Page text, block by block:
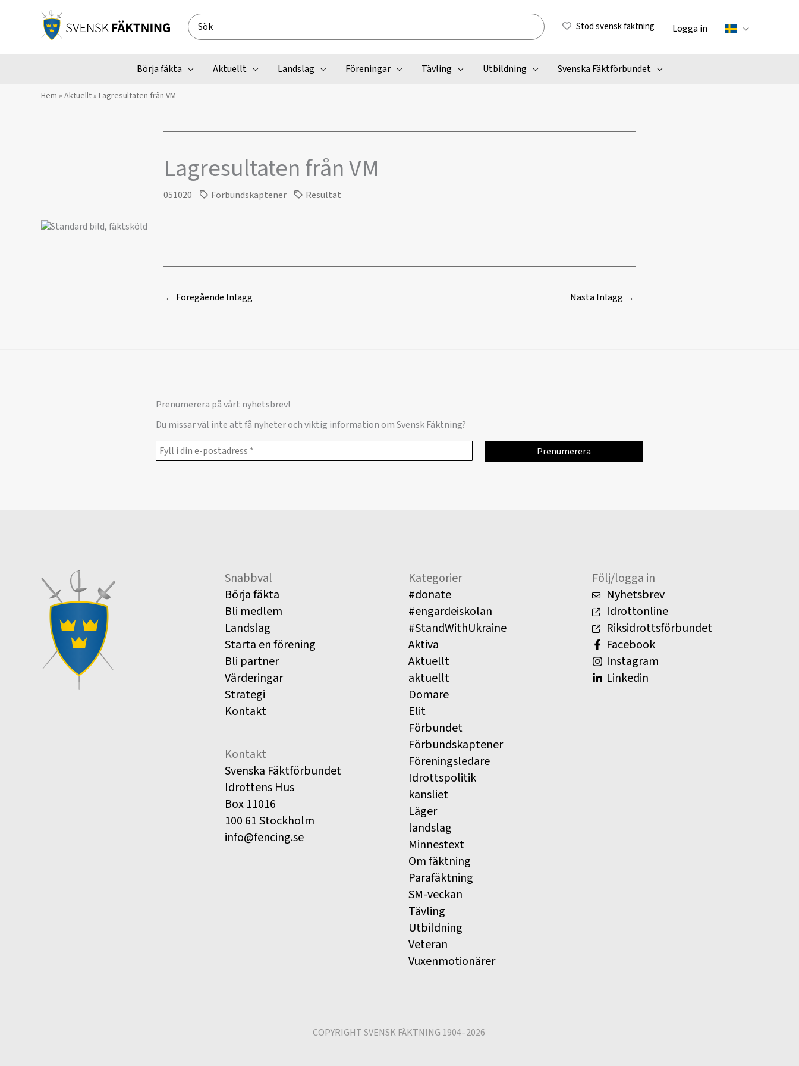
Search
for:
Stöd svensk fäktning Logga in
Börja fäkta Aktuellt Landslag Föreningar Tävling Utbildning Svenska Fäktförbundet
Hem » Aktuellt» Lagresultaten från VM
Lagresultaten från VM
051020 Förbundskaptener Resultat
← Föregående Inlägg Nästa Inlägg →
Prenumerera på vårt nyhetsbrev!
Du missar väl inte att få nyheter och viktig information om Svensk Fäktning?
Snabbval
Börja fäkta
Bli medlem
Landslag
Starta en förening
Bli partner
Värderingar
Strategi
Kontakt
Kontakt
Svenska Fäktförbundet
Idrottens Hus
Box 11016
100 61 Stockholm
info@fencing.se
Kategorier
#donate
#engardeiskolan
#StandWithUkraine
Aktiva
Aktuellt
aktuellt
Domare
Elit
Förbundet
Förbundskaptener
Föreningsledare
Idrottspolitik
kansliet
Läger
landslag
Minnestext
Om fäktning
Parafäktning
SM-veckan
Tävling
Utbildning
Veteran
Vuxenmotionärer
Följ/logga in
Nyhetsbrev
Idrottonline
Riksidrottsförbundet
Facebook
Instagram
Linkedin
COPYRIGHT SVENSK FÄKTNING 1904–2026